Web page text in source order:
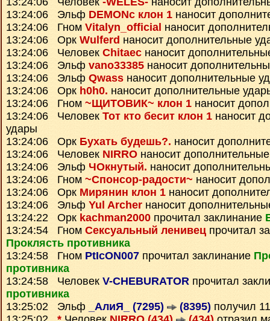
13:24:06 Эльф DEMONc клон 1 наносит
13:24:06 Гном Vitalyn_official наносит
13:24:06 Орк Wulferd наносит дополнительные
13:24:06 Человек Chitaec наносит
13:24:06 Эльф vano33385 наносит
13:24:06 Эльф Qwass наносит дополнительные
13:24:06 Орк h0h0. наносит дополнительные
13:24:06 Гном ~ЩИТОВИК~ клон 1 наносит
13:24:06 Человек Тот кто бесит клон 1 наносит
удары
13:24:06 Орк Бухать будешь?. наносит
13:24:06 Человек NIRRO наносит
13:24:06 Эльф ЧОкнутый. наносит
13:24:06 Гном ~Спонсор-радости~ наносит
13:24:06 Орк Мирянин клон 1 наносит
13:24:06 Эльф Yul Archer наносит
13:24:22 Орк kachman2000 прочитал заклинание
13:24:54 Гном Сексуальный ленивец прочитал
Проклясть противника
13:24:58 Гном PtIcON007 прочитал заклинание
противника
13:24:58 Человек V-CHEBURATOR прочитал
противника
13:25:02 Эльф
_АлиЯ_ (7295) (8395) получил